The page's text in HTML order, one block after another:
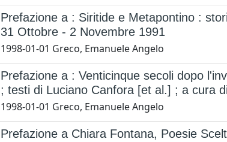
Prefazione a : Siritide e Metapontino :
31 Ottobre - 2 Novembre 1991
1998-01-01 Greco, Emanuele Angelo
Prefazione a : Venticinque secoli dopo
; testi di Luciano Canfora [et al.] ; a cura
1998-01-01 Greco, Emanuele Angelo
Prefazione a Chiara Fontana, Poesie